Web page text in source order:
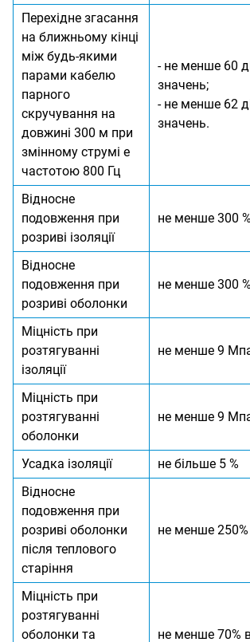
Перехідне згасання
на ближньому кінці
між будь-якими
парами кабелю
парного
скручування на
довжині 300 м при
змінному струмі е
частотою 800 Гц
- не менше 60
значень;
- не менше 62
значень.
Відносне
подовження при
розриві ізоляції
не менше 300 %
Відносне
подовження при
розриві оболонки
не менше 300 %
Міцність при
розтягуванні
ізоляції
не менше 9
Міцність при
розтягуванні
оболонки
не менше 9
Усадка ізоляції
не більше 5 %
Відносне
подовження при
розриві оболонки
після теплового
старіння
не менше 250%
Міцність при
розтягуванні
оболонки та
не менше 70%